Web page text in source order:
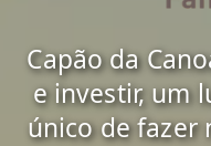
Capão da
e investir, um
único de fazer